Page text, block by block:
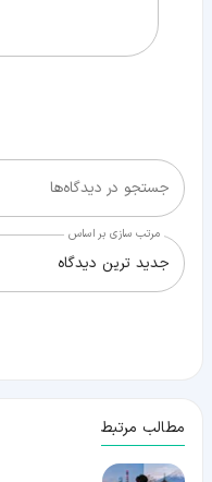
جستجو در دیدگاه‌ها
مرتب سازی بر اساس
جدید ترین دیدگاه
مطالب مرتبط